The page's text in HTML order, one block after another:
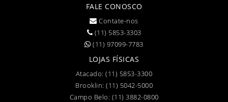
FALE CONOSCO
Contate-nos
(11) 5853-3303
(11) 97099-7783
LOJAS FÍSICAS
Atacado:(11) 5853-3300
Brooklin: (11) 5042-5000
Campo Belo: (11) 3882-0800